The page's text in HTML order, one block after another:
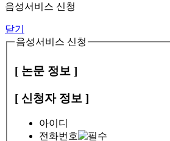
음성서비스 신청
닫기
음성서비스 신청
[ 논문 정보 ]
[ 신청자 정보 ]
아이디
전화번호